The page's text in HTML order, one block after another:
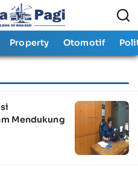
Property Otomotif
Mendukung